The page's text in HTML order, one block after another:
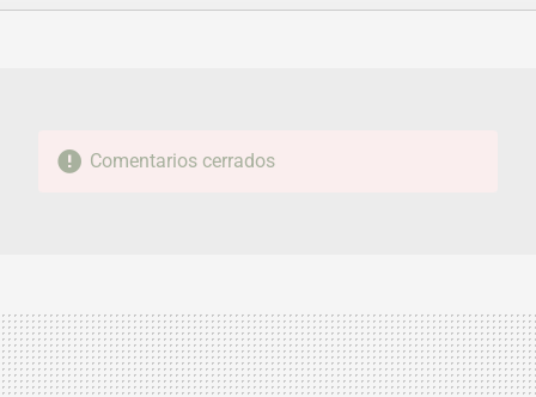
FACEBOOKTWITTERFLIPBOARD
E-
WHATSAPP
Comentarios cerrados